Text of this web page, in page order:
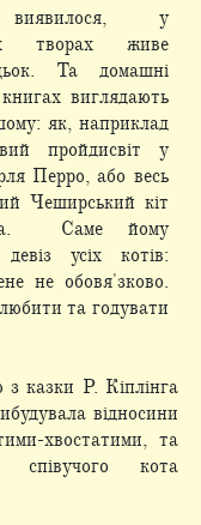
у
творах живе
Та домашні
виглядають
як, наприклад
пройдисвіт у
Перро, або весь
Чеширський кіт
Саме йому
усіх котів:
не обовя'зково.
та годувати
казки Р. Кіплінга
відносини
хвостатими, та
співучого кота